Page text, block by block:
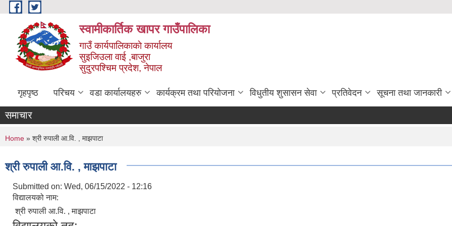
Skip to main content
स्वामीकार्तिक खापर गाउँपालिका
गाउँ कार्यपालिकाकाे कार्यालय
सुइजिउला वाई ,बाजुरा
सुदुरपश्चिम प्रदेश, नेपाल
गृहपृष्ठ परिचय वडा कार्यालयहरु कार्यक्रम तथा परियोजना विधुतीय शुसासन सेवा प्रतिवेदन सूचना तथा जानकारी
समाचार
You are here
Home » श्री रुपाली आ.वि. , माझपाटा
श्री रुपाली आ.वि. , माझपाटा
Submitted on: Wed, 06/15/2022 - 12:16
विद्यालयको नाम:
श्री रुपाली आ.वि. , माझपाटा